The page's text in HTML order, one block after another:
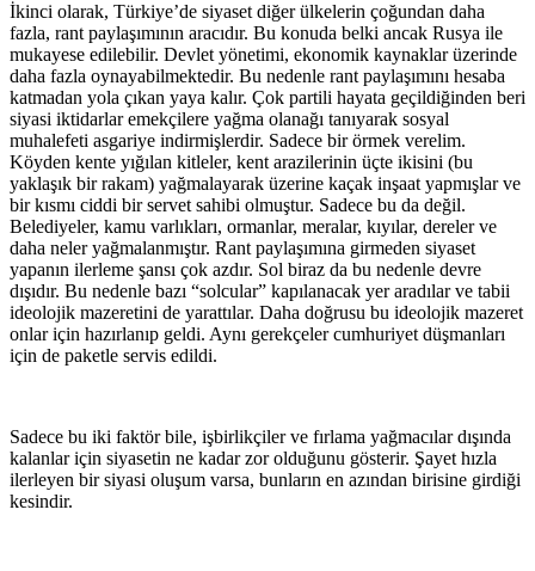
İkinci olarak, Türkiye’de siyaset diğer ülkelerin çoğundan daha
fazla, rant paylaşımının aracıdır. Bu konuda belki ancak Rusya ile
mukayese edilebilir. Devlet yönetimi, ekonomik kaynaklar üzerinde
daha fazla oynayabilmektedir. Bu nedenle rant paylaşımını hesaba
katmadan yola çıkan yaya kalır. Çok partili hayata geçildiğinden beri
siyasi iktidarlar emekçilere yağma olanağı tanıyarak sosyal
muhalefeti asgariye indirmişlerdir. Sadece bir örmek verelim.
Köyden kente yığılan kitleler, kent arazilerinin üçte ikisini (bu
yaklaşık bir rakam) yağmalayarak üzerine kaçak inşaat yapmışlar ve
bir kısmı ciddi bir servet sahibi olmuştur. Sadece bu da değil.
Belediyeler, kamu varlıkları, ormanlar, meralar, kıyılar, dereler ve
daha neler yağmalanmıştır. Rant paylaşımına girmeden siyaset
yapanın ilerleme şansı çok azdır. Sol biraz da bu nedenle devre
dışıdır. Bu nedenle bazı “solcular” kapılanacak yer aradılar ve tabii
ideolojik mazeretini de yarattılar. Daha doğrusu bu ideolojik mazeret
onlar için hazırlanıp geldi. Aynı gerekçeler cumhuriyet düşmanları
için de paketle servis edildi.
Sadece bu iki faktör bile, işbirlikçiler ve fırlama yağmacılar dışında
kalanlar için siyasetin ne kadar zor olduğunu gösterir. Şayet hızla
ilerleyen bir siyasi oluşum varsa, bunların en azından birisine girdiği
kesindir.